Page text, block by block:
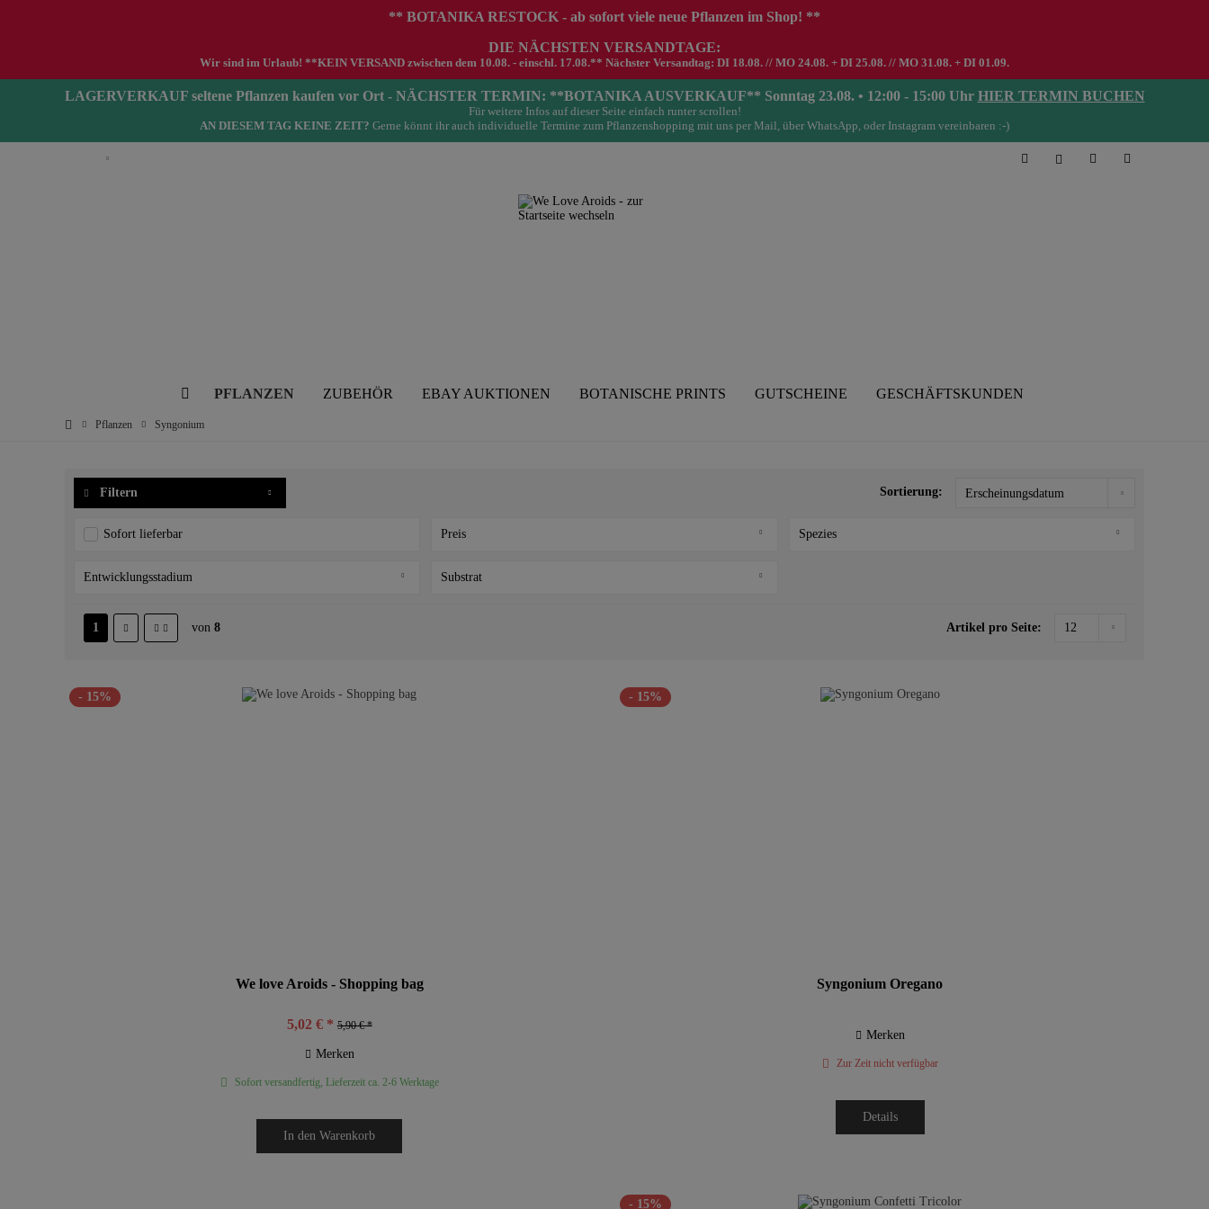
** BOTANIKA RESTOCK - ab sofort viele neue Pflanzen im Shop! **
DIE NÄCHSTEN VERSANDTAGE:
Wir sind im Urlaub! **KEIN VERSAND zwischen dem 10.08. - einschl. 17.08.** Nächster Versandtag: DI 18.08. // MO 24.08. + DI 25.08. // MO 31.08. + DI 01.09.
LAGERVERKAUF seltene Pflanzen kaufen vor Ort - NÄCHSTER TERMIN: **BOTANIKA AUSVERKAUF** Sonntag 23.08. • 12:00 - 15:00 Uhr HIER TERMIN BUCHEN
Für weitere Infos auf dieser Seite einfach runter scrollen!
AN DIESEM TAG KEINE ZEIT? Gerne könnt ihr auch individuelle Termine zum Pflanzenshopping mit uns per Mail, über WhatsApp, oder Instagram vereinbaren :-)
PFLANZEN ZUBEHÖR EBAY AUKTIONEN BOTANISCHE PRINTS GUTSCHEINE GESCHÄFTSKUNDEN
Pflanzen Syngonium
Filtern Sortierung:
Sofort lieferbar Preis Spezies
Entwicklungsstadium
Cutting
Plant
Substrat
1 von 8 Artikel pro Seite:
- 15%
We love Aroids - Shopping bag
5,02 € * 5,90 € *
Merken
Sofort versandfertig, Lieferzeit ca. 2-6 Werktage
In den Warenkorb
- 15%
Syngonium Oregano
Merken
Zur Zeit nicht verfügbar
Details
- 15%